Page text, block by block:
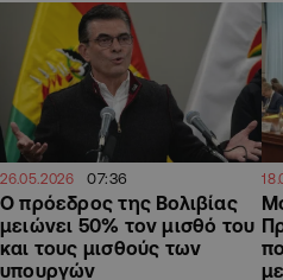
26.05.2026 07:36
Ο πρόεδρος της Βολιβίας
μειώνει 50% τον μισθό του
και τους μισθούς των
υπουργών